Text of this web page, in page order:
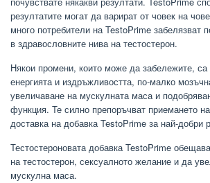
резултатите могат да варират от човек на
много потребители на TestoPrime забелязват
в здравословните нива на тестостерон.
Някои промени, които може да забележите,
енергията и издръжливостта, по-малко
увеличаване на мускулната маса и
функция. Те силно препоръчват приемането
доставка на добавка TestoPrime за най-добри
Тестостероновата добавка TestoPrime
на тестостерон, сексуалното желание и да
мускулна маса.